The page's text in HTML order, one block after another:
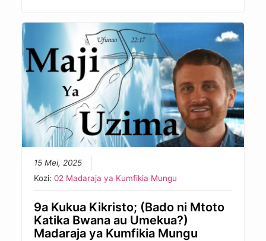
15 Mei, 2025
Kozi:02 Madaraja ya Kumfikia Mungu
9a Kukua Kikristo; (Bado ni Mtoto
Katika Bwana au Umekua?)
Madaraja ya Kumfikia Mungu